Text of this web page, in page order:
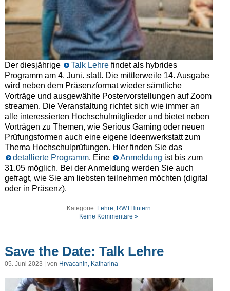
Der diesjährige Talk Lehrefindet als hybrides
Programm am 4. Juni. statt. Die mittlerweile 14. Ausgabe
wird neben dem Präsenzformat wieder sämtliche
Vorträge und ausgewählte Postervorstellungen auf Zoom
streamen. Die Veranstaltung richtet sich wie immer an
alle interessierten Hochschulmitglieder und bietet neben
Vorträgen zu Themen, wie Serious Gaming oder neuen
Prüfungsformen auch eine eigene Ideenwerkstatt zum
Thema Hochschulprüfungen. Hier finden Sie das
detallierte Programm. Eine Anmeldung ist bis zum
31.05 möglich. Bei der Anmeldung werden Sie auch
gefragt, wie Sie am liebsten teilnehmen möchten (digital
oder in Präsenz).
Kategorie: Lehre, RWTHintern
Keine Kommentare »
Save the Date: Talk Lehre
05. Juni 2023 | von Hrvacanin, Katharina